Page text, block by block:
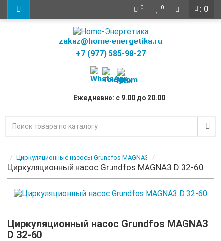
: 0
0 0
zakaz@home-energetika.ru
+7 (977) 585-98-27
Ежедневно: с 9.00 до 20.00
Циркуляционные насосы Grundfos MAGNA3
Циркуляционный насос Grundfos MAGNA3 D 32-60
Циркуляционный насос Grundfos MAGNA3
D 32-60